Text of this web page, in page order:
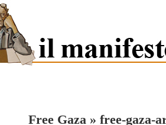
Free Gaza » free-gaza-